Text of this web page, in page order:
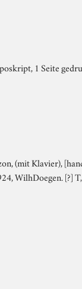
1 Seite
(mit Klavier),
WilhDoegen. [?]